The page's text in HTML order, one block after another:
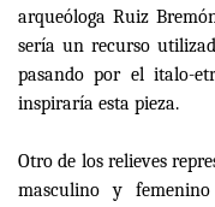
arqueóloga Ruiz
sería un recurso
pasando por el italo-
inspiraría esta pieza.
Otro de los relieves
masculino y